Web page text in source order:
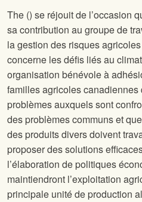
The () se réjouit de l’occasion
sa contribution au groupe de
la gestion des risques
concerne les défis liés au
organisation bénévole à
familles agricoles
problèmes auxquels sont
des problèmes communs et
des produits divers doivent
proposer des solutions
l’élaboration de politiques
maintiendront l’exploitation
principale unité de production